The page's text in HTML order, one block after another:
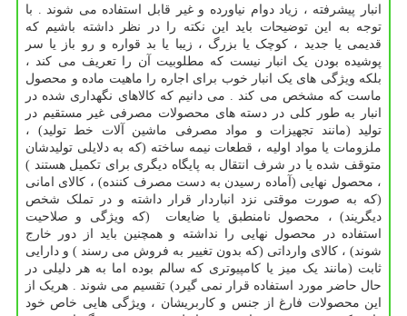
انبار پیشرفته ، زیاد دوام نیاورده و غیر قابل استفاده می شوند . با
توجه به این توضیحات باید این نکته را در نظر داشته باشیم که
قدیمی یا جدید ، کوچک یا بزرگ ، زیبا یا بد قواره و رو باز یا سر
پوشیده بودن یک انبار نیست که مطلوبیت آن را تعریف می کند ،
بلکه ویژگی های یک انبار خوب برای اجاره را ماهیت ماده و محصول
ماست که مشخص می کند . می دانیم که کالاهای نگهداری شده در
انبار به طور کلی در دسته های محصولات مصرفی غیر مستقیم در
تولید (مانند تجهیزات و مواد مصرفی ماشین آلات خط تولید) ،
ملزومات یا مواد اولیه ، قطعات نیمه ساخته (که به دلایلی تولیدشان
متوقف شده یا در شرف انتقال به پایگاه دیگری برای تکمیل هستند )
، محصول نهایی (آماده رسیدن به دست مصرف کننده) ، کالای امانی
(که به صورت موقتی نزد انباردار قرار داشته و در تملک شخص
دیگریند) ، محصول نامنطبق یا ضایعات (که ویژگی و صلاحیت
استفاده در محصول نهایی را نداشته و همچنین باید از دور خارج
شوند) ، کالای وارداتی (که بدون تغییر به فروش می رسند ) و دارایی
ثابت (مانند یک میز یا کامپیوتری که سالم بوده اما به هر دلیلی در
حال حاضر مورد استفاده قرار نمی گیرد) تقسیم می شوند . هریک از
این محصولات فارغ از جنس و کاربریشان ، ویژگی هایی خاص خود